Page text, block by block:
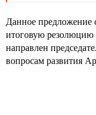
Данное предложение
итоговую резолюцию
направлен
вопросам развития